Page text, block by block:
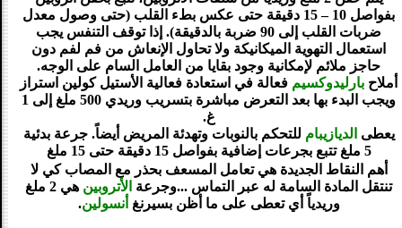
بفواصل 10 – 15 دقيقة حتى عكس بطء القلب (حتى وصول معدل
ضربات القلب إلى 90 ضربة بالدقيقة). إذا توقف التنفس يجب
استعمال التهوية الميكانيكة ولا تحاول الإنعاش من فم لفم دون
حاجز ملائم لإمكانية وجود بقايا من العامل السام على الوجه.
أملاح بارليدوكسيم فعالة في استعادة فعالية الأستيل كولين استراز
ويجب البدء بها بعد التعرض مباشرة بتسريب وريدي 500 ملغ إلى 1
غ.
يعطى الديازيبام للتحكم بالنوبات وتهدئة المريض أيضاً. جرعة بدئية
5 ملغ تتبع بجرعات إضافية بفواصل 15 دقيقة حتى 15 ملغ
أهم النقاط الجديدة هي تعامل المسعف بحذر مع المصاب كي لا
تنتقل المادة السامة له عبر التماس ...وجرعة الأتروبين
هي 2 ملغ
وريدياً أي تعطى على ما أظن بسيرنغ أنسولين.